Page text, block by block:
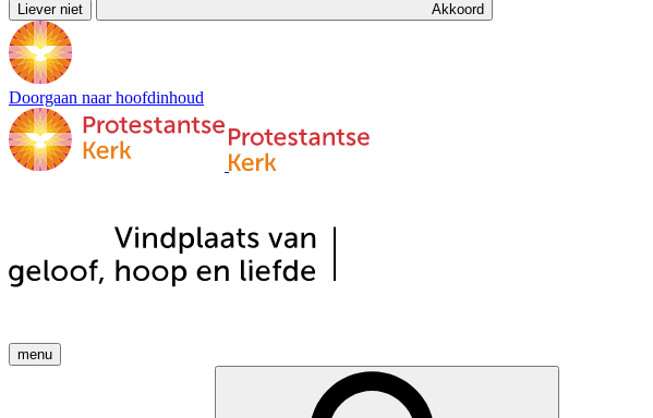
Liever niet Akkoord
Doorgaan naar hoofdinhoud
menu